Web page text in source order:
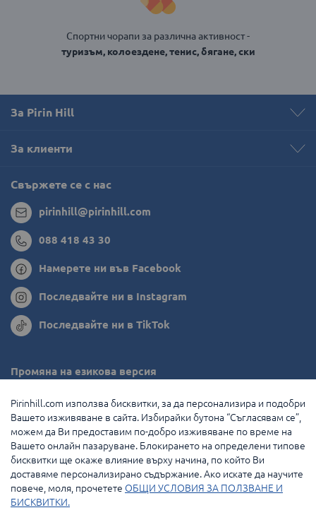
Спортни чорапи за различна активност -
туризъм, колоездене, тенис, бягане, ски
За Pirin Hill
За клиенти
Свържете се с нас
pirinhill@pirinhill.com
088 418 43 30
Намерете ни във Facebook
Последвайте ни в Instagram
Последвайте ни в TikTok
Промяна на езикова версия
Румъния
Гърция
Нидерландия
Франция
Pirinhill.com използва бисквитки, за да персонализира и подобри
Вашето изживяване в сайта. Избирайки бутона “Съгласявам се”,
можем да Ви предоставим по-добро изживяване по време на
Вашето онлайн пазаруване. Блокирането на определени типове
бисквитки ще окаже влияние върху начина, по който Ви
доставяме персонализирано съдържание. Ако искате да научите
повече, моля, прочетете ОБЩИ УСЛОВИЯ ЗА ПОЛЗВАНЕ И
БИСКВИТКИ.